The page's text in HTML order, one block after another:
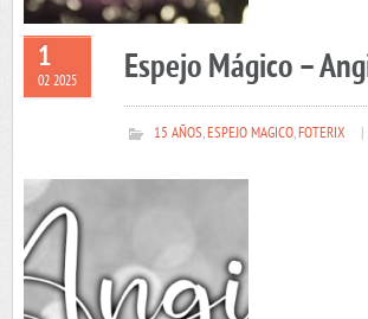
1
02 2025 Espejo Mágico –
15 AÑOS,ESPEJO MAGICO,FOTERIX